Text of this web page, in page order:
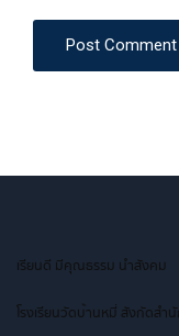
Post Comment
เรียนดี มีคุณธรรม นำสังคม
โรงเรียนวัดบ้านหมี่ สังกัดส